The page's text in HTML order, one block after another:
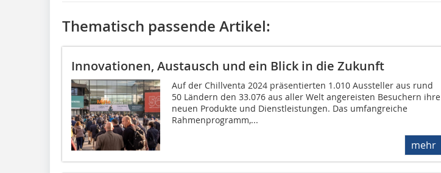
Thematisch passende Artikel:
Innovationen, Austausch und ein Blick in die Zukunft
Auf der Chillventa 2024 präsentierten 1.010 Aussteller aus rund
50 Ländern den 33.076 aus aller Welt angereisten Besuchern ihre
neuen Produkte und Dienstleistungen. Das umfangreiche
Rahmenprogramm,...
mehr